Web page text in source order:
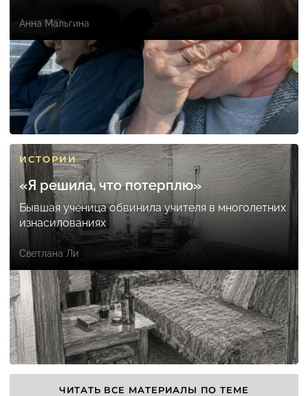
Анна Мальгина
ИСТОРИИ
«Я решила, что потерплю»
Бывшая ученица обвинила учителя в многолетних
изнасилованиях
Светлана Ли
ЧИТАТЬ ВСЕ МАТЕРИАЛЫ ПО ТЕМЕ